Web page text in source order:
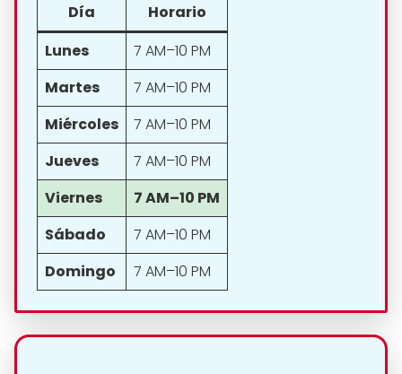
Día
Horario
Lunes
7 AM–10 PM
Martes
7 AM–10 PM
Miércoles
7 AM–10 PM
Jueves
7 AM–10 PM
Viernes
7 AM–10 PM
Sábado
7 AM–10 PM
Domingo
7 AM–10 PM